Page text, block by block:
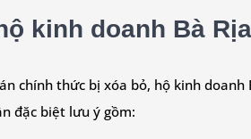
kinh doanh Bà
chính thức bị xóa bỏ, hộ kinh
đặc biệt lưu ý gồm: